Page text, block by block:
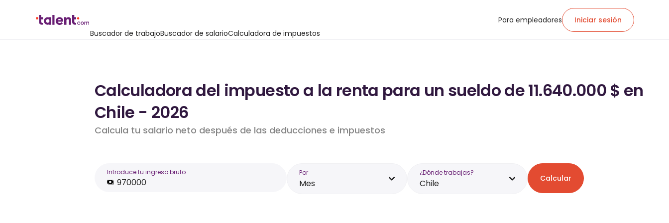
Buscador de trabajoBuscador de salarioCalculadora de impuestos
Para empleadores Iniciar sesión
Calculadora del impuesto a la renta para un sueldo de 11.640.000 $ en
Chile - 2026
Calcula tu salario neto después de las deducciones e impuestos
Introduce tu ingreso bruto Por
Mes
¿Dónde trabajas?
Chile Calcular